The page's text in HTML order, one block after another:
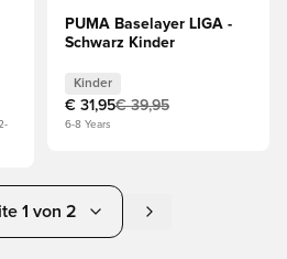
PUMA Baselayer LIGA -
Schwarz Kinder
Kinder
€ 31,95€ 39,95
6-8 Years
1 von 2